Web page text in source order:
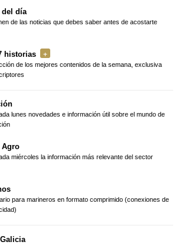
día
de las noticias que debes saber antes de acostarte
historias
de los mejores contenidos de la semana, exclusiva
lunes novedades e información útil sobre el mundo de
Agro
miércoles la información más relevante del sector
para marineros en formato comprimido (conexiones de